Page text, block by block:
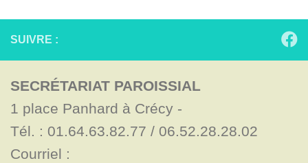
SUIVRE :
SECRÉTARIAT PAROISSIAL
1 place Panhard à Crécy -
Tél. : 01.64.63.82.77 / 06.52.28.28.02
Courriel :